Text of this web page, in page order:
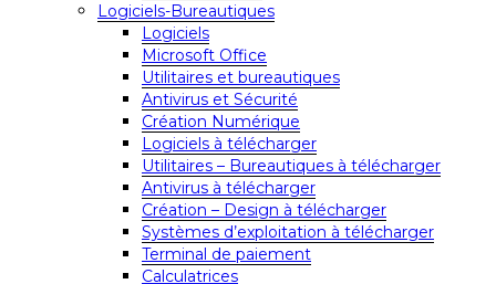
Logiciels-Bureautiques
Logiciels
Microsoft Office
Utilitaires et bureautiques
Antivirus et Sécurité
Création Numérique
Logiciels à télécharger
Utilitaires – Bureautiques à télécharger
Antivirus à télécharger
Création – Design à télécharger
Systèmes d’exploitation à télécharger
Terminal de paiement
Calculatrices